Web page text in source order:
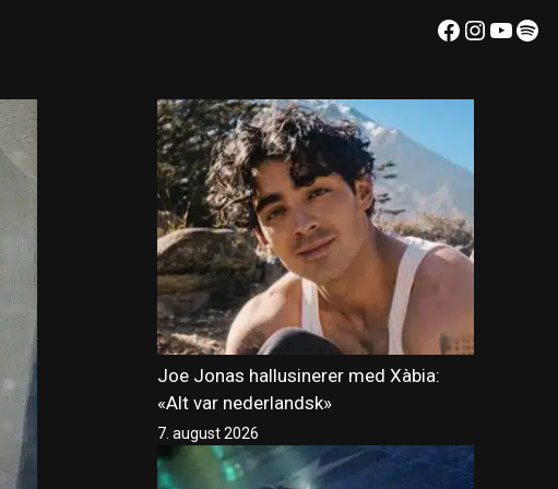
Facebook
Joe Jonas hallusinerer med Xàbia:
«Alt var nederlandsk»
7. august 2026